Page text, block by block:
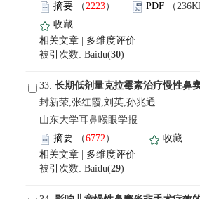
）
)
33.
封新荣,张红霞,刘英,孙兆通
山东大学耳鼻喉眼学报
）
)